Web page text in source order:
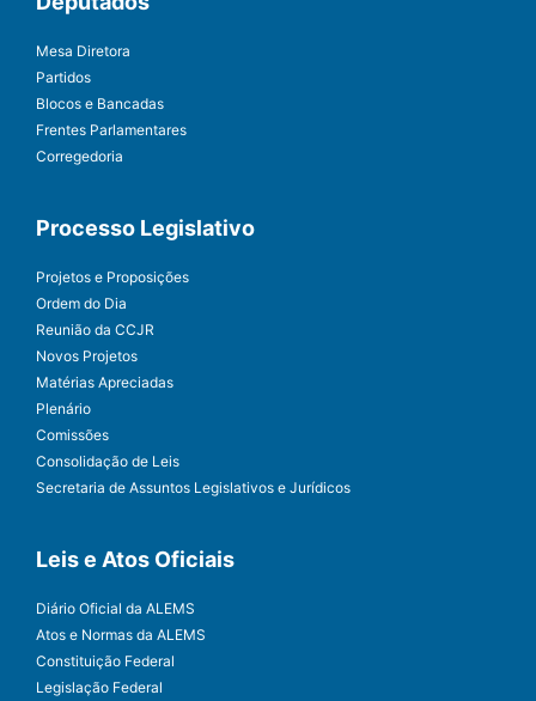
Mesa Diretora
Partidos
Blocos e Bancadas
Frentes Parlamentares
Corregedoria
Processo Legislativo
Projetos e Proposições
Ordem do Dia
Reunião da CCJR
Novos Projetos
Matérias Apreciadas
Plenário
Comissões
Consolidação de Leis
Secretaria de Assuntos Legislativos e Jurídicos
Leis e Atos Oficiais
Diário Oficial da ALEMS
Atos e Normas da ALEMS
Constituição Federal
Legislação Federal